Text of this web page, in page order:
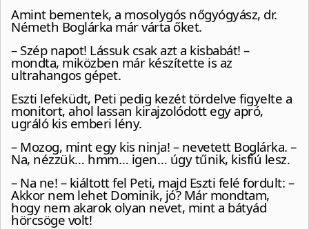
Amint bementek, a mosolygós nőgyógyász, dr.
Németh Boglárka már várta őket.
– Szép napot! Lássuk csak azt a kisbabát! –
mondta, miközben már készítette is az
ultrahangos gépet.
Eszti lefeküdt, Peti pedig kezét tördelve figyelte a
monitort, ahol lassan kirajzolódott egy apró,
ugráló kis emberi lény.
– Mozog, mint egy kis ninja! – nevetett Boglárka. –
Na, nézzük… hmm… igen… úgy tűnik, kisfiú lesz.
– Na ne! – kiáltott fel Peti, majd Eszti felé fordult: –
Akkor nem lehet Dominik, jó? Már mondtam,
hogy nem akarok olyan nevet, mint a bátyád
hörcsöge volt!